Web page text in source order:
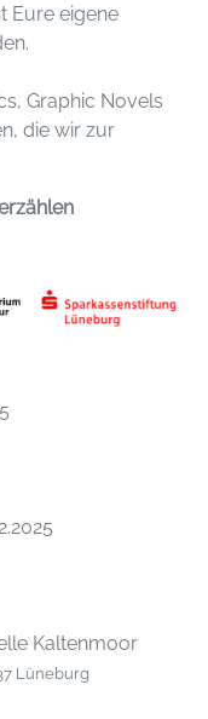
Eure eigene
Graphic Novels
die wir zur
Kaltenmoor
Lüneburg